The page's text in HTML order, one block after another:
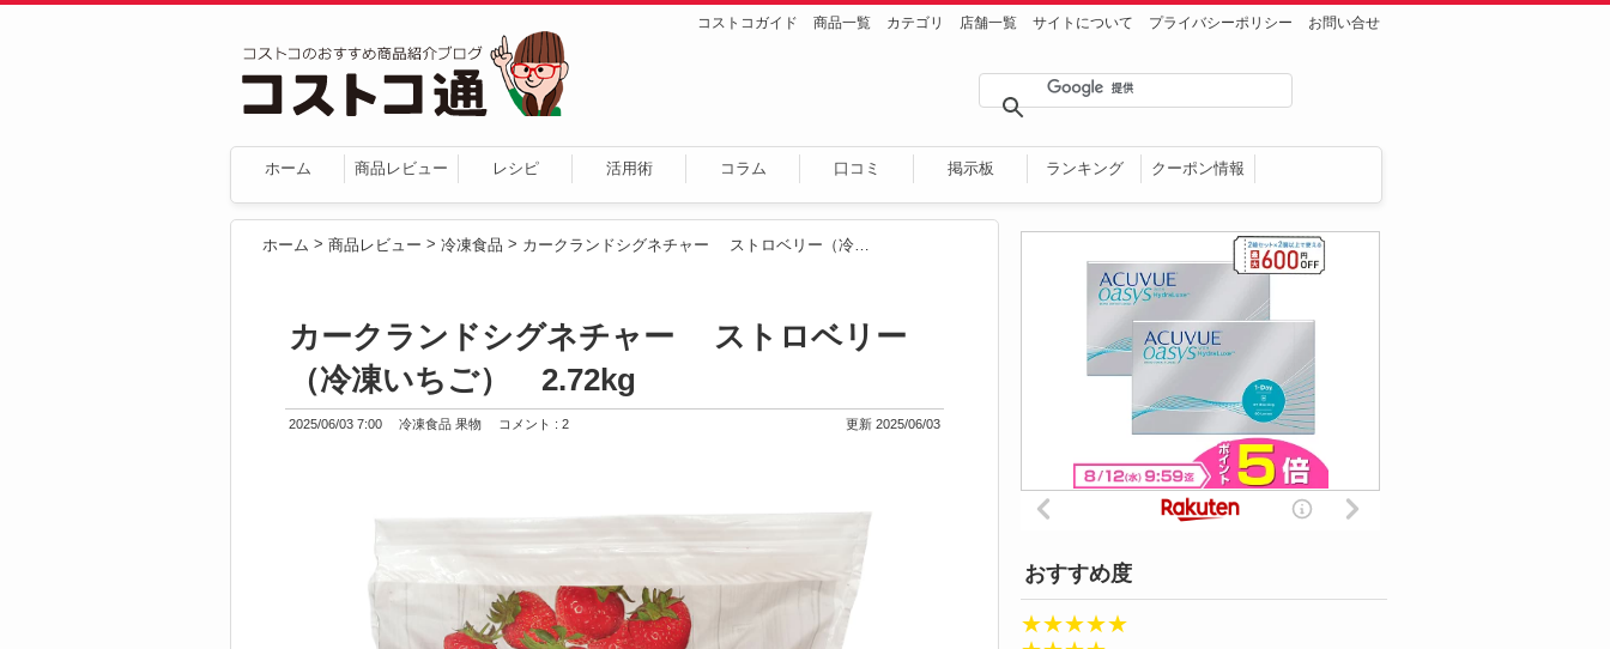
コストコガイド 商品一覧 カテゴリ 店舗一覧 サイトについて プライバシーポリシー お問い合せ
ホーム 商品レビュー レシピ 活用術 コラム 口コミ 掲示板 ランキング クーポン情報
ホーム > 商品レビュー > 冷凍食品 >
カークランドシグネチャー ストロベリー
（冷凍いちご） 2.72kg
2025/06/03 7:00 冷凍食品 果物 コメント : 2 更新 2025/06/03
おすすめ度
★★★★★